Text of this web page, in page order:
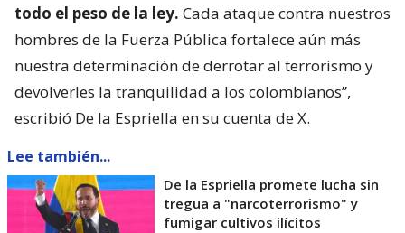
todo el peso de la ley. Cada ataque contra nuestros
hombres de la Fuerza Pública fortalece aún más
nuestra determinación de derrotar al terrorismo y
devolverles la tranquilidad a los colombianos”,
escribió De la Espriella en su cuenta de X.
Lee también...
De la Espriella promete lucha sin
tregua a "narcoterrorismo" y
fumigar cultivos ilícitos